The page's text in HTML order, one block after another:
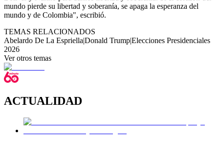
mundo pierde su libertad y soberanía, se apaga la esperanza del
mundo y de Colombia", escribió.
TEMAS RELACIONADOS
Abelardo De La Espriella|Donald Trump|Elecciones Presidenciales
2026
Ver otros temas
ACTUALIDAD